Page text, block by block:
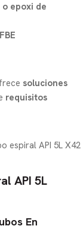
epoxi de
soluciones
requisitos
API 5L
En